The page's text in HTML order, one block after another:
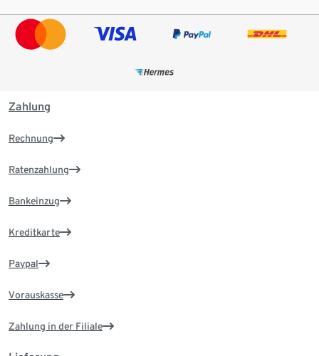
Zahlung
Rechnung
Ratenzahlung
Bankeinzug
Kreditkarte
Paypal
Vorauskasse
Zahlung in der Filiale